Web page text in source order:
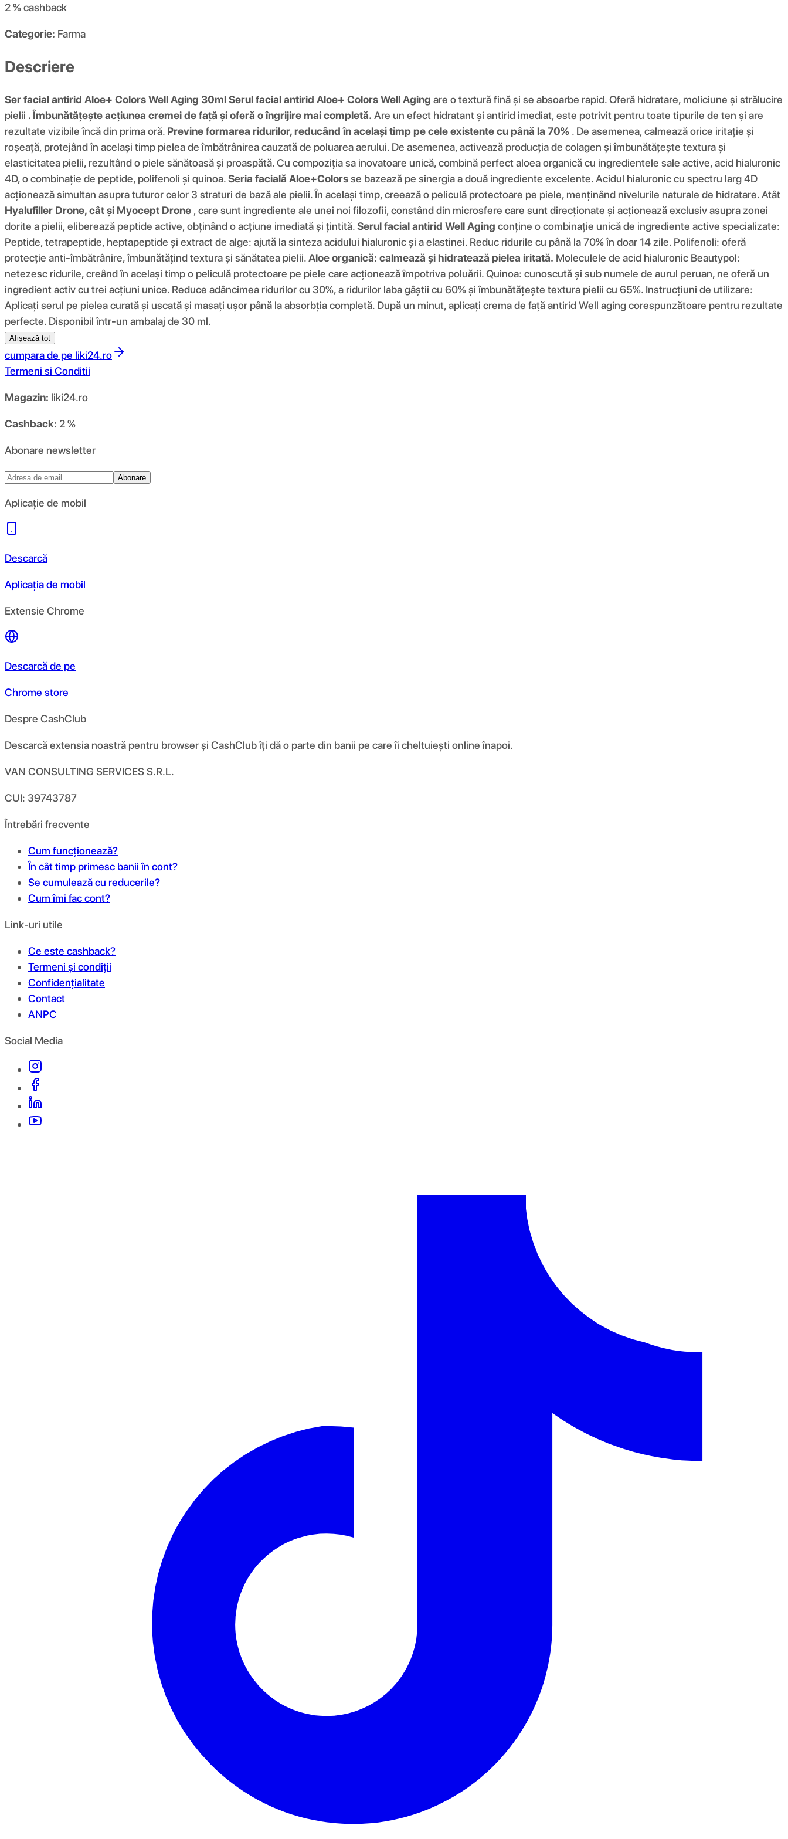
2 %cashback
Categorie: Farma
Descriere
Ser facial antirid Aloe+ Colors Well Aging 30mlSerul facial antirid Aloe+ Colors Well Aging are o textură fină și se absoarbe rapid. Oferă hidratare, moliciune și strălucire
pielii . Îmbunătățește acțiunea cremei de față și oferă o îngrijire mai completă. Are un efect hidratant și antirid imediat, este potrivit pentru toate tipurile de ten și are
rezultate vizibile încă din prima oră. Previne formarea ridurilor, reducând în același timp pe cele existente cu până la 70% . De asemenea, calmează orice iritație și
roșeață, protejând în același timp pielea de îmbătrânirea cauzată de poluarea aerului. De asemenea, activează producția de colagen și îmbunătățește textura și
elasticitatea pielii, rezultând o piele sănătoasă și proaspătă. Cu compoziția sa inovatoare unică, combină perfect aloea organică cu ingredientele sale active, acid hialuronic
4D, o combinație de peptide, polifenoli și quinoa.Seria facială Aloe+Colorsse bazează pe sinergia a două ingrediente excelente. Acidul hialuronic cu spectru larg 4D
acționează simultan asupra tuturor celor 3 straturi de bază ale pielii. În același timp, creează o peliculă protectoare pe piele, menținând nivelurile naturale de hidratare. Atât
Hyalufiller Drone, cât și Myocept Drone , care sunt ingrediente ale unei noi filozofii, constând din microsfere care sunt direcționate și acționează exclusiv asupra zonei
dorite a pielii, eliberează peptide active, obținând o acțiune imediată și țintită.Serul facial antirid Well Aging conține o combinație unică de ingrediente active specializate:
Peptide, tetrapeptide, heptapeptide și extract de alge: ajută la sinteza acidului hialuronic și a elastinei. Reduc ridurile cu până la 70% în doar 14 zile. Polifenoli: oferă
protecție anti-îmbătrânire, îmbunătățind textura și sănătatea pielii.Aloe organică: calmează și hidratează pielea iritată. Moleculele de acid hialuronic Beautypol:
netezesc ridurile, creând în același timp o peliculă protectoare pe piele care acționează împotriva poluării. Quinoa: cunoscută și sub numele de aurul peruan, ne oferă un
ingredient activ cu trei acțiuni unice. Reduce adâncimea ridurilor cu 30%, a ridurilor laba gâștii cu 60% și îmbunătățește textura pielii cu 65%. Instrucțiuni de utilizare:
Aplicați serul pe pielea curată și uscată și masați ușor până la absorbția completă. După un minut, aplicați crema de față antirid Well aging corespunzătoare pentru rezultate
perfecte. Disponibil într-un ambalaj de 30 ml.
Afișează tot
cumpara de pe liki24.ro
Termeni si Conditii
Magazin: liki24.ro
Cashback: 2 %
Abonare newsletter
Abonare
Aplicație de mobil
Descarcă
Aplicația de mobil
Extensie Chrome
Descarcă de pe
Chrome store
Despre CashClub
Descarcă extensia noastră pentru browser și CashClub îți dă o parte din banii pe care îi cheltuiești online înapoi.
VAN CONSULTING SERVICES S.R.L.
CUI: 39743787
Întrebări frecvente
Cum funcționează?
În cât timp primesc banii în cont?
Se cumulează cu reducerile?
Cum îmi fac cont?
Link-uri utile
Ce este cashback?
Termeni și condiții
Confidențialitate
Contact
ANPC
Social Media